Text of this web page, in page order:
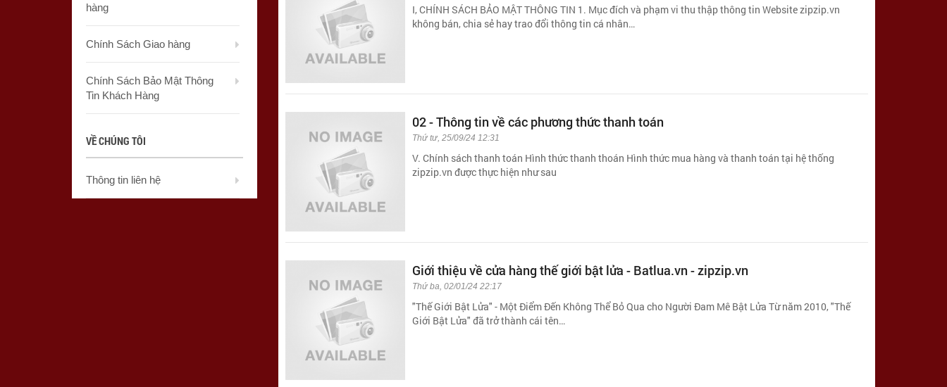
I, CHÍNH SÁCH BẢO MẬT THÔNG TIN 1. Mục đích và phạm vi thu thập thông tin Website zipzip.vn
không bán, chia sẻ hay trao đổi thông tin cá nhân…
02 - Thông tin về các phương thức thanh toán
Thứ tư, 25/09/24 12:31
V. Chính sách thanh toán Hình thức thanh thoán Hình thức mua hàng và thanh toán tại hệ thống
zipzip.vn được thực hiện như sau
Giới thiệu về cửa hàng thế giới bật lửa - Batlua.vn - zipzip.vn
Thứ ba, 02/01/24 22:17
"Thế Giới Bật Lửa" - Một Điểm Đến Không Thể Bỏ Qua cho Người Đam Mê Bật Lửa Từ năm 2010, "Thế
Giới Bật Lửa" đã trở thành cái tên…
hàng
Chính Sách Giao hàng
Chính Sách Bảo Mật Thông
Tin Khách Hàng
VỀ CHÚNG TÔI
Thông tin liên hệ